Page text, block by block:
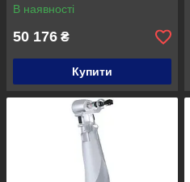
В наявності
50 176 ₴
Купити